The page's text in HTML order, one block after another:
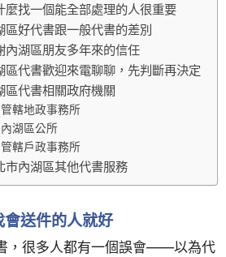
麼找一個能全部處理的人很重要
區好代書跟一般代書的差別
內湖區朋友多年來的信任
區代書歡迎來電聊聊，先判斷再決定
區代書相關政府機關
管轄地政事務所
內湖區公所
管轄戶政事務所
市內湖區其他代書服務
送件的人就好
，很多人都有一個誤會——以為代